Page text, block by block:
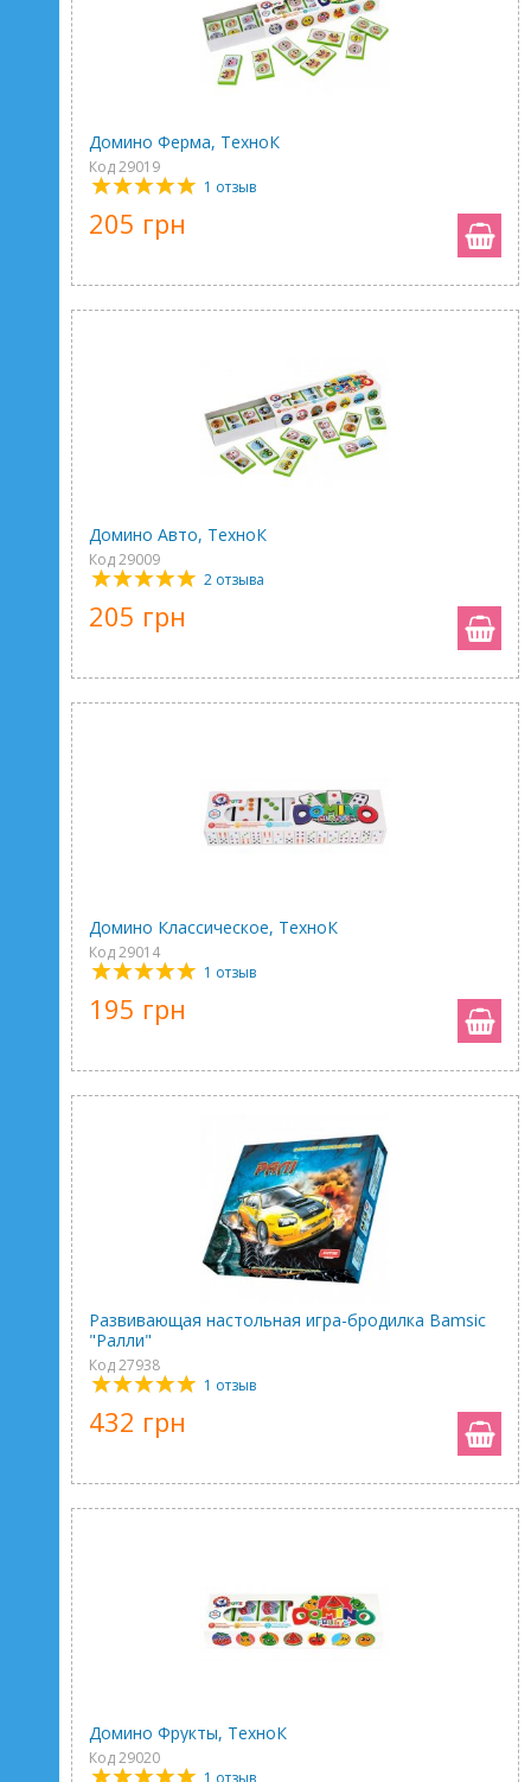
Домино Ферма, ТехноК
Код 29019
1 отзыв
205 грн
Домино Авто, ТехноК
Код 29009
2 отзыва
205 грн
Домино Классическое, ТехноК
Код 29014
1 отзыв
195 грн
Развивающая настольная игра-бродилка Bamsic
"Ралли"
Код 27938
1 отзыв
432 грн
Домино Фрукты, ТехноК
Код 29020
1 отзыв